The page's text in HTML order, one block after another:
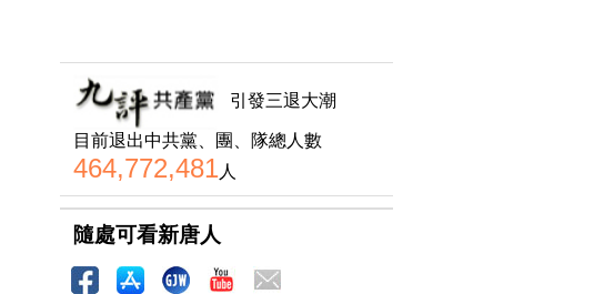
引發三退大潮
目前退出中共黨、團、隊總人數
464,772,481人
隨處可看新唐人